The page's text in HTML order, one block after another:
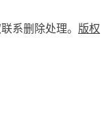
系删除处理。 版权